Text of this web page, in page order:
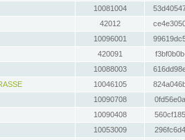
10081004
42012
10096001
420091
10088003
10046105
10090708
10090408
10053009